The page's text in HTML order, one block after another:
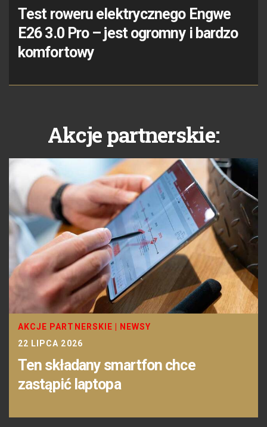
Test roweru elektrycznego Engwe
E26 3.0 Pro – jest ogromny i bardzo
komfortowy
Akcje partnerskie:
AKCJE PARTNERSKIE
NEWSY
22 LIPCA 2026
Ten składany smartfon chce
zastąpić laptopa